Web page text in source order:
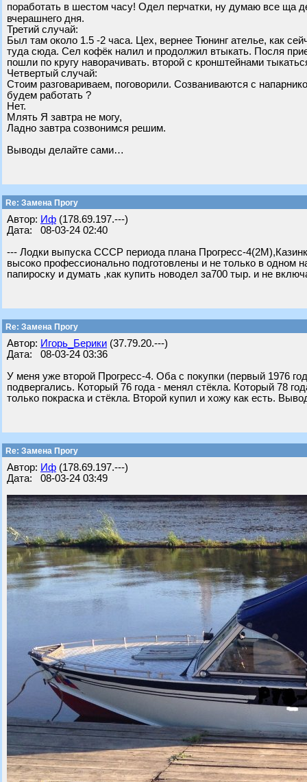
поработать в шестом часу! Одел перчатки, ну думаю все ща
вчерашнего дня.
Третий случай:
Был там около 1.5 -2 часа. Цех, вернее Тюнинг ателье, как
туда сюда. Сел кофёк налил и продолжил втыкать. Посля
пошли по кругу наворачивать. второй с кронштейнами
Четвертый случай:
Стоим разговариваем, поговорили. Созваниваются с
будем работать ?
Нет.
Млять Я завтра не могу,
Ладно завтра созвонимся решим.
Выводы делайте сами…
Re: Замена Прогу
Автор: Иф (178.69.197.---)
Дата: 08-03-24 02:40
--- Лодки выпуска СССР периода плана Прогресс-
высоко профессионально подготовлены и не только в одном
папироску и думать ,как купить новодел за700 тыр. и не
Re: Замена Прогу
Автор: Игорь_Берики (37.79.20.---)
Дата: 08-03-24 03:36
У меня уже второй Прогресс-4. Оба с покупки (первый 1976
подвергались. Который 76 года - менял стёкла. Который 78
только покраска и стёкла. Второй купил и хожу как есть.
Re: Замена Прогу
Автор: Иф (178.69.197.---)
Дата: 08-03-24 03:49